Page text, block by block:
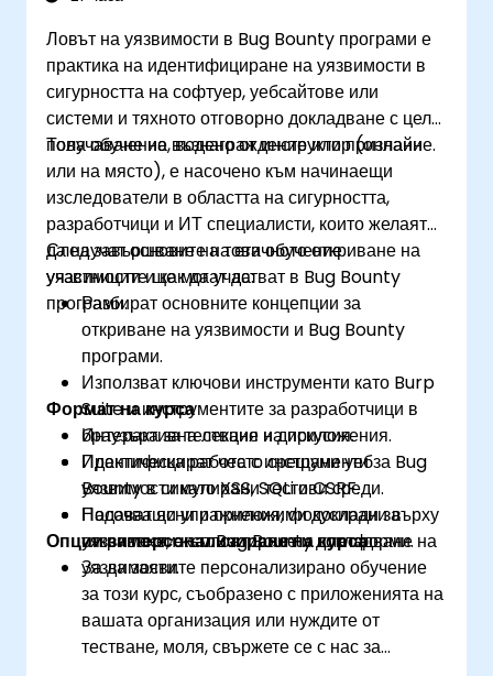
Ловът на уязвимости в Bug Bounty програми е
практика на идентифициране на уязвимости в
сигурността на софтуер, уебсайтове или
системи и тяхното отговорно докладване с цел
получаване на възнаграждение или признание.
Това обучение, водено от инструктор (онлайн
или на място), е насочено към начинаещи
изследователи в областта на сигурността,
разработчици и ИТ специалисти, които желаят
да научат основите на етичното откриване на
уязвимости и как да участват в Bug Bounty
програми.
След завършване на това обучение
участниците ще могат да:
Разбират основните концепции за
откриване на уязвимости и Bug Bounty
програми.
Използват ключови инструменти като Burp
Suite и инструментите за разработчици в
браузъра за тестване на приложения.
Идентифицират често срещани уеб
уязвимости като XSS, SQLi и CSRF.
Подават ясни и приложими доклади за
уязвимости към Bug Bounty платформи.
Формат на курса
Интерактивна лекция и дискусия.
Практическа работа с инструменти за Bug
Bounty в симулирани тестови среди.
Насочващи упражнения, фокусирани върху
откриване, експлоатиране и докладване на
уязвимости.
Опции за персонализиране на курса
За да заявите персонализирано обучение
за този курс, съобразено с приложенията на
вашата организация или нуждите от
тестване, моля, свържете се с нас за